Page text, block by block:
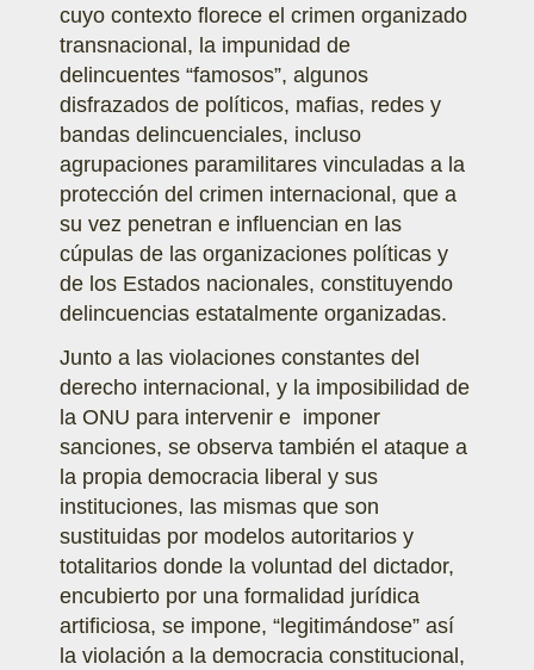
cuyo contexto florece el crimen organizado
transnacional, la impunidad de
delincuentes “famosos”, algunos
disfrazados de políticos, mafias, redes y
bandas delincuenciales, incluso
agrupaciones paramilitares vinculadas a la
protección del crimen internacional, que a
su vez penetran e influencian en las
cúpulas de las organizaciones políticas y
de los Estados nacionales, constituyendo
delincuencias estatalmente organizadas.
Junto a las violaciones constantes del
derecho internacional, y la imposibilidad de
la ONU para intervenir e imponer
sanciones, se observa también el ataque a
la propia democracia liberal y sus
instituciones, las mismas que son
sustituidas por modelos autoritarios y
totalitarios donde la voluntad del dictador,
encubierto por una formalidad jurídica
artificiosa, se impone, “legitimándose” así
la violación a la democracia constitucional,